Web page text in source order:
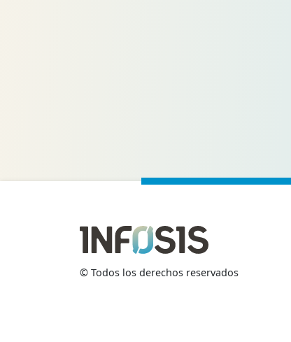
© Todos los derechos reservados